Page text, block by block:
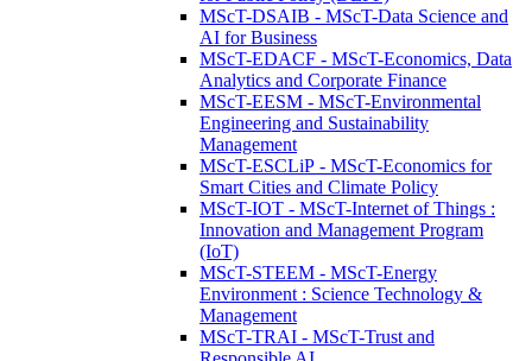
MScT-DSAIB - MScT-Data Science and
AI for Business
MScT-EDACF - MScT-Economics, Data
Analytics and Corporate Finance
MScT-EESM - MScT-Environmental
Engineering and Sustainability
Management
MScT-ESCLiP - MScT-Economics for
Smart Cities and Climate Policy
MScT-IOT - MScT-Internet of Things :
Innovation and Management Program
(IoT)
MScT-STEEM - MScT-Energy
Environment : Science Technology &
Management
MScT-TRAI - MScT-Trust and